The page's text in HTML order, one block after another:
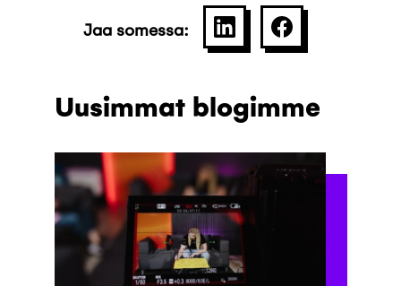
Jaa somessa: SHARE ON LINKEDIN
JAA
Uusimmat blogimme